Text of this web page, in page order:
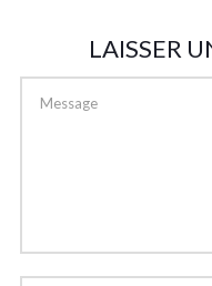
LAISSER